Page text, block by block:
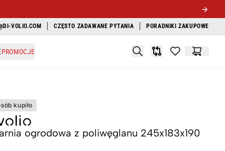
VOLIO.COM CZĘSTO ZADAWANE PYTANIA PORADNIKI ZAKUPOWE
PROMOCJE SearchPorównywarka
items inKoszyk
kupiło
ogrodowa z poliwęglanu 245x183x190